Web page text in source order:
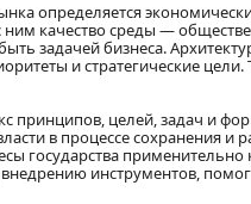
определяется
ним качество среды —
задачей бизнеса.
и стратегические цели.
принципов, целей, задач и
в процессе сохранения и
государства применительно
внедрению инструментов,